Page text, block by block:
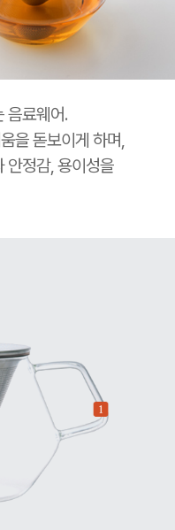
음료웨어.
을 돋보이게 하며,
안정감, 용이성을